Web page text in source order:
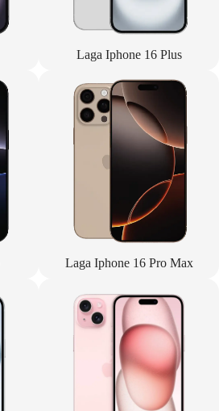
Laga Iphone 16 Plus
Laga Iphone 16 Pro Max